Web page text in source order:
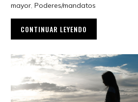
mayor,Poderes/mandatos
CONTINUAR LEYENDO